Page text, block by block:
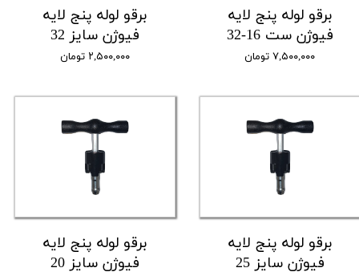
برقو لوله پنج لایه
فیوژن ست 16-32
۷,۵۰۰,۰۰۰ تومان
برقو لوله پنج لایه
فیوژن سایز 32
۲,۵۰۰,۰۰۰ تومان
برقو لوله پنج لایه
فیوژن سایز 25
برقو لوله پنج لایه
فیوژن سایز 20